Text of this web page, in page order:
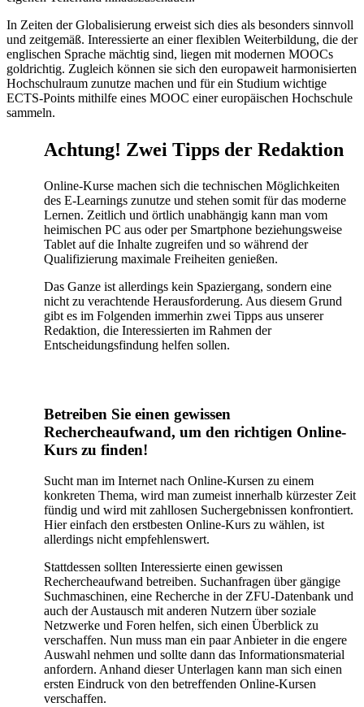
In Zeiten der Globalisierung erweist sich dies als besonders sinnvoll
und zeitgemäß. Interessierte an einer flexiblen Weiterbildung, die der
englischen Sprache mächtig sind, liegen mit modernen MOOCs
goldrichtig. Zugleich können sie sich den europaweit harmonisierten
Hochschulraum zunutze machen und für ein Studium wichtige
ECTS-Points mithilfe eines MOOC einer europäischen Hochschule
sammeln.
Achtung! Zwei Tipps der Redaktion
Online-Kurse machen sich die technischen Möglichkeiten
des E-Learnings zunutze und stehen somit für das moderne
Lernen. Zeitlich und örtlich unabhängig kann man vom
heimischen PC aus oder per Smartphone beziehungsweise
Tablet auf die Inhalte zugreifen und so während der
Qualifizierung maximale Freiheiten genießen.
Das Ganze ist allerdings kein Spaziergang, sondern eine
nicht zu verachtende Herausforderung. Aus diesem Grund
gibt es im Folgenden immerhin zwei Tipps aus unserer
Redaktion, die Interessierten im Rahmen der
Entscheidungsfindung helfen sollen.
Betreiben Sie einen gewissen
Rechercheaufwand, um den richtigen Online-
Kurs zu finden!
Sucht man im Internet nach Online-Kursen zu einem
konkreten Thema, wird man zumeist innerhalb kürzester Zeit
fündig und wird mit zahllosen Suchergebnissen konfrontiert.
Hier einfach den erstbesten Online-Kurs zu wählen, ist
allerdings nicht empfehlenswert.
Stattdessen sollten Interessierte einen gewissen
Rechercheaufwand betreiben. Suchanfragen über gängige
Suchmaschinen, eine Recherche in der ZFU-Datenbank und
auch der Austausch mit anderen Nutzern über soziale
Netzwerke und Foren helfen, sich einen Überblick zu
verschaffen. Nun muss man ein paar Anbieter in die engere
Auswahl nehmen und sollte dann das Informationsmaterial
anfordern. Anhand dieser Unterlagen kann man sich einen
ersten Eindruck von den betreffenden Online-Kursen
verschaffen.